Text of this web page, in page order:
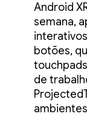
Android
semana,
botões,
de